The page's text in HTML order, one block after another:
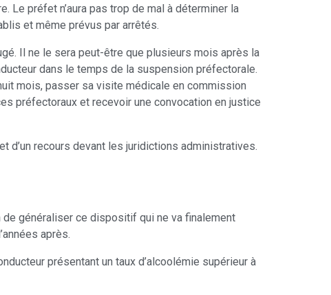
Le préfet n’aura pas trop de mal à déterminer la
et même prévus par arrêtés.
Il ne le sera peut-être que plusieurs mois après la
dans le temps de la suspension préfectorale.
mois, passer sa visite médicale en commission
préfectoraux et recevoir une convocation en justice
d’un recours devant les juridictions administratives.
de généraliser ce dispositif qui ne va finalement
après.
présentant un taux d’alcoolémie supérieur à